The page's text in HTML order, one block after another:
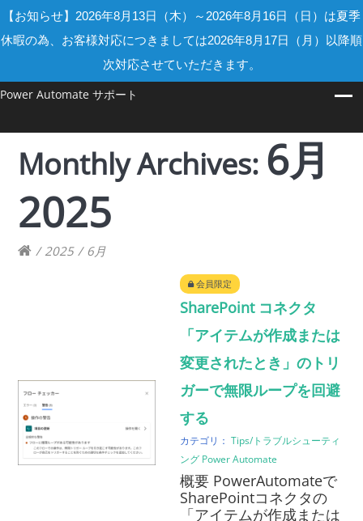
【お知らせ】2026年8月13日（木）～2026年8月16日（日）は夏季
休暇の為、お客様対応につきましては2026年8月17日（月）以降順
次対応させていただきます。
Power Automate サポート
Monthly Archives: 6月
2025
/ 2025 / 6月
会員限定
SharePoint コネクタ
「アイテムが作成または
変更されたとき」のトリ
ガーで無限ループを回避
する
カテゴリ：Tips/トラブルシューティ
ング Power Automate
概要 PowerAutomateで
SharePointコネクタの
「アイテムが作成または